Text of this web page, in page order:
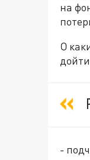
на
О
-